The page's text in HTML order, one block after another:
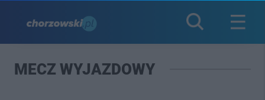
MECZ WYJAZDOWY